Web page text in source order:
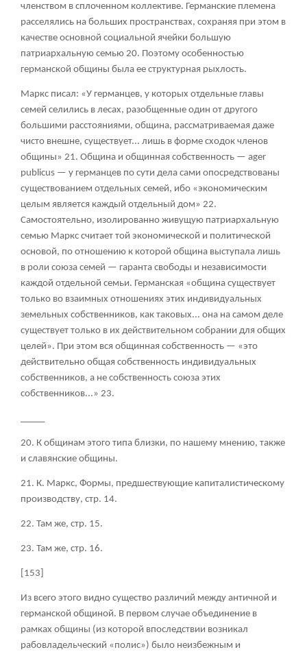
членством в сплоченном коллективе. Германские племена
расселялись на больших пространствах, сохраняя при этом в
качестве основной социальной ячейки большую
патриархальную семью 20. Поэтому особенностью
германской общины была ее структурная рыхлость.
Маркс писал: «У германцев, у которых отдельные главы
семей селились в лесах, разобщенные один от другого
большими расстояниями, община, рассматриваемая даже
чисто внешне, существует... лишь в форме сходок членов
общины» 21. Община и общинная собственность — ager
publicus — у германцев по сути дела сами опосредствованы
существованием отдельных семей, ибо «экономическим
целым является каждый отдельный дом» 22.
Самостоятельно, изолированно живущую патриархальную
семью Маркс считает той экономической и политической
основой, по отношению к которой община выступала лишь
в роли союза семей — гаранта свободы и независимости
каждой отдельной семьи. Германская «община существует
только во взаимных отношениях этих индивидуальных
земельных собственников, как таковых... она на самом деле
существует только в их действительном собрании для общих
целей». При этом вся общинная собственность — «это
действительно общая собственность индивидуальных
собственников, а не собственность союза этих
собственников...» 23.
20. К общинам этого типа близки, по нашему мнению, также
и славянские общины.
21. К. Маркс, Формы, предшествующие капиталистическому
производству, стр. 14.
22. Там же, стр. 15.
23. Там же, стр. 16.
[153]
Из всего этого видно существо различий между античной и
германской общиной. В первом случае объединение в
рамках общины (из которой впоследствии возникал
рабовладельческий «полис») было неизбежным и